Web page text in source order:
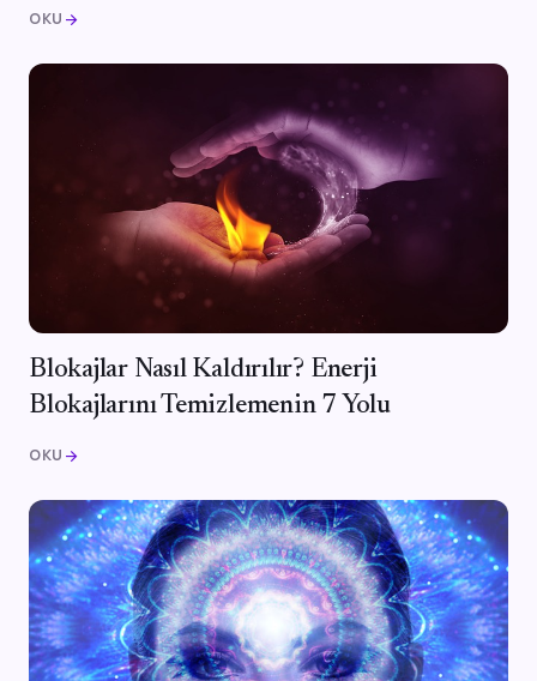
OKU arrow_forward
Blokajlar Nasıl Kaldırılır? Enerji
Blokajlarını Temizlemenin 7 Yolu
OKU arrow_forward